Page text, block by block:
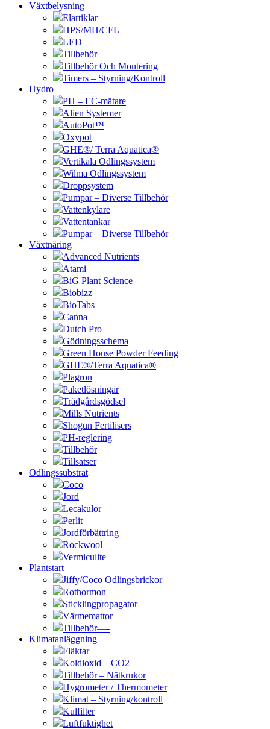
Växtbelysning
Elartiklar
HPS/MH/CFL
LED
Tillbehör
Tillbehör Och Montering
Timers – Styrning/Kontroll
Hydro
PH – EC-mätare
Alien Systemer
AutoPot™
Oxypot
GHE®/ Terra Aquatica®
Vertikala Odlingssystem
Wilma Odlingssystem
Droppsystem
Pumpar – Diverse Tillbehör
Vattenkylare
Vattentankar
Pumpar – Diverse Tillbehör
Växtnäring
Advanced Nutrients
Atami
BiG Plant Science
Biobizz
BioTabs
Canna
Dutch Pro
Gödningsschema
Green House Powder Feeding
GHE®/Terra Aquatica®
Plagron
Paketlösningar
Trädgårdsgödsel
Mills Nutrients
Shogun Fertilisers
PH-reglering
Tillbehör
Tillsatser
Odlingssubstrat
Coco
Jord
Lecakulor
Perlit
Jordförbättring
Rockwool
Vermiculite
Plantstart
Jiffy/Coco Odlingsbrickor
Rothormon
Sticklingpropagator
Värmemattor
Tillbehör—-
Klimatanläggning
Fläktar
Koldioxid – CO2
Tillbehör – Nätkrukor
Hygrometer / Thermometer
Klimat – Styrning/kontroll
Kulfilter
Luftfuktighet